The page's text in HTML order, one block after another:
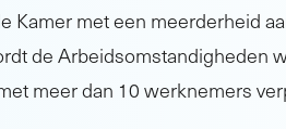
met een meerderheid
de Arbeidsomstandigheden
meer dan 10 werknemers